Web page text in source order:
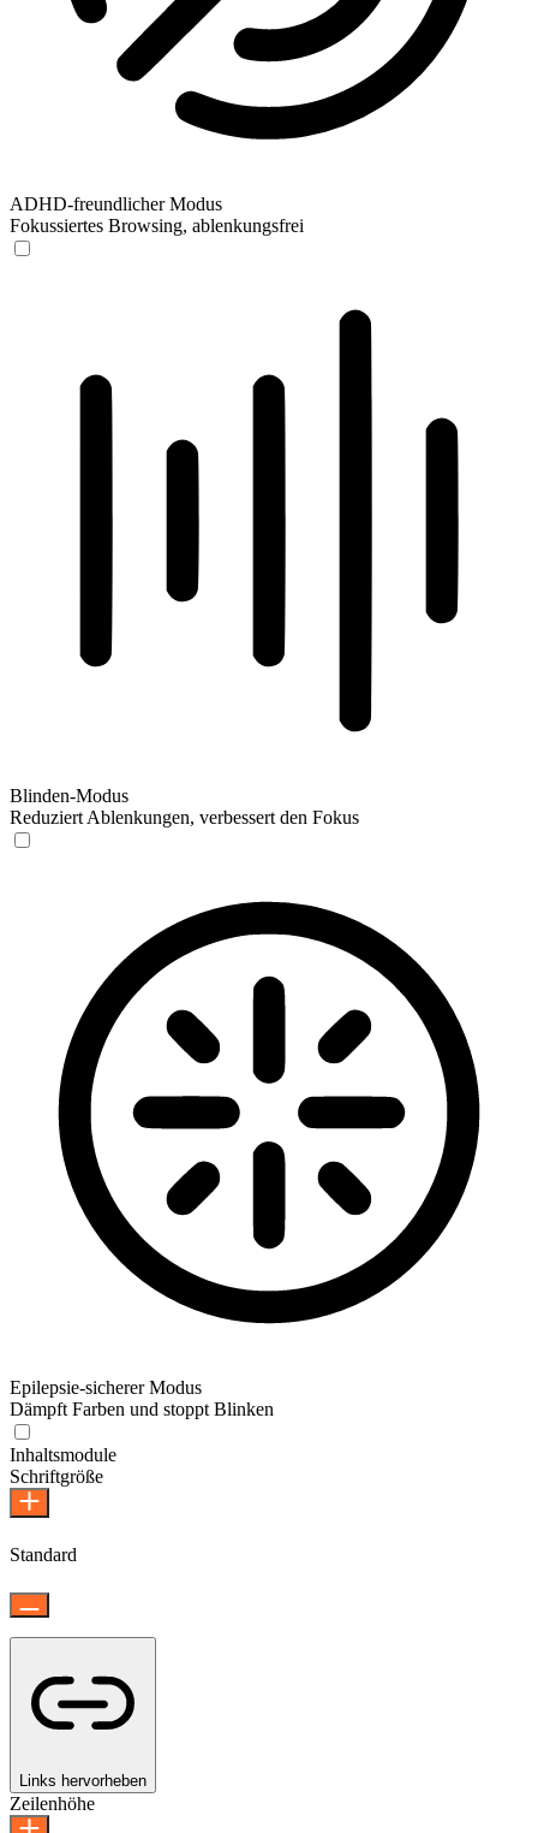
ADHD-freundlicher Modus
Fokussiertes Browsing, ablenkungsfrei
Blinden-Modus
Reduziert Ablenkungen, verbessert den Fokus
Epilepsie-sicherer Modus
Dämpft Farben und stoppt Blinken
Inhaltsmodule
Schriftgröße
Standard
Links hervorheben
Zeilenhöhe